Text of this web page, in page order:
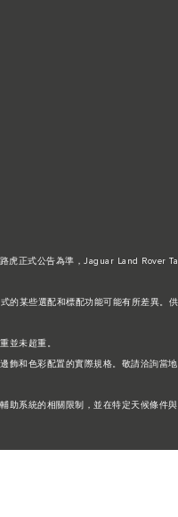
正式公告為準，Jaguar Land Rover
某些選配和標配功能可能有所差異。
並未超重。
和色彩配置的實際規格。敬請洽詢當
系統的相關限制，並在特定天候條件